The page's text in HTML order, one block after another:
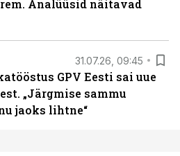
Analüüsid näitavad
31.07.26, 09:45
GPV Eesti sai uue
„Järgmise sammu
jaoks lihtne“